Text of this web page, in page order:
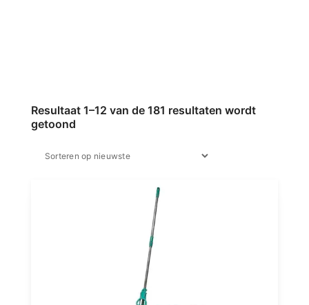
Resultaat 1–12 van de 181 resultaten wordt
getoondGesorteerd
nieuwste